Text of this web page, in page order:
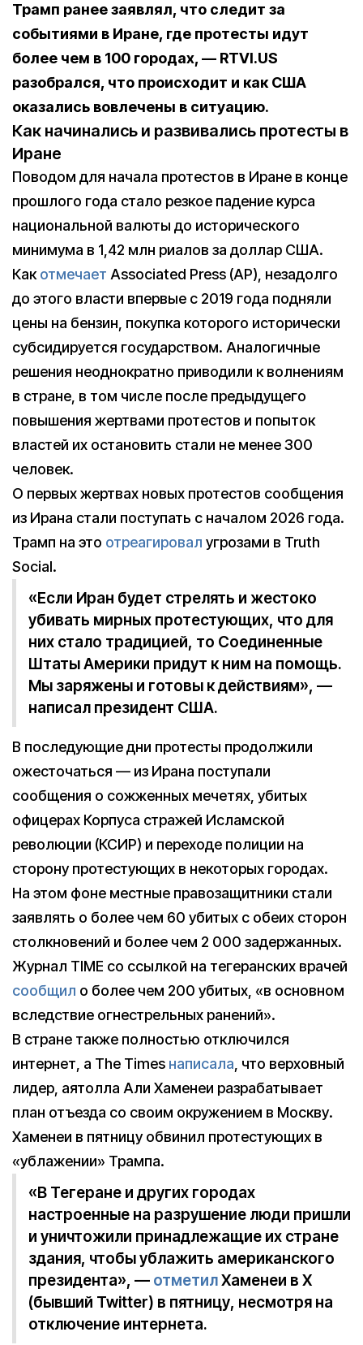
Трамп ранее заявлял, что следит за
событиями в Иране, где протесты идут
более чем в 100 городах, — RTVI.US
разобрался, что происходит и как США
оказались вовлечены в ситуацию.
Как начинались и развивались протесты в
Иране
Поводом для начала протестов в Иране в конце
прошлого года стало резкое падение курса
национальной валюты до исторического
минимума в 1,42 млн риалов за доллар США.
Какотмечает Associated Press (AP), незадолго
до этого власти впервые с 2019 года подняли
цены на бензин, покупка которого исторически
субсидируется государством. Аналогичные
решения неоднократно приводили к волнениям
в стране, в том числе после предыдущего
повышения жертвами протестов и попыток
властей их остановить стали не менее 300
человек.
О первых жертвах новых протестов сообщения
из Ирана стали поступать с началом 2026 года.
Трамп на это отреагировал угрозами в Truth
Social.
«Если Иран будет стрелять и жестоко
убивать мирных протестующих, что для
них стало традицией, то Соединенные
Штаты Америки придут к ним на помощь.
Мы заряжены и готовы к действиям», —
написал президент США.
В последующие дни протесты продолжили
ожесточаться — из Ирана поступали
сообщения о сожженных мечетях, убитых
офицерах Корпуса стражей Исламской
революции (КСИР) и переходе полиции на
сторону протестующих в некоторых городах.
На этом фоне местные правозащитники стали
заявлять о более чем 60 убитых с обеих сторон
столкновений и более чем 2 000 задержанных.
Журнал TIME со ссылкой на тегеранских врачей
сообщил о более чем 200 убитых, «в основном
вследствие огнестрельных ранений».
В стране также полностью отключился
интернет, а The Times написала, что верховный
лидер, аятолла Али Хаменеи разрабатывает
план отъезда cо своим окружением в Москву.
Хаменеи в пятницу обвинил протестующих в
«ублажении» Трампа.
«В Тегеране и других городах
настроенные на разрушение люди пришли
и уничтожили принадлежащие их стране
здания, чтобы ублажить американского
президента», — отметилХаменеи в X
(бывший Twitter) в пятницу, несмотря на
отключение интернета.